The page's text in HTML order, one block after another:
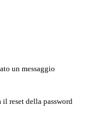
un messaggio
reset della password